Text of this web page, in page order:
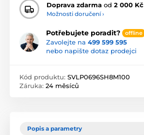
Doprava zdarma od 2 000 Kč
Možnosti doručení ›
Potřebujete poradit? offline
Zavolejte na 499 599 595
nebo napište dotaz prodejci
Kód produktu: SVLP0696SH8M100
Záruka: 24 měsíců
Popis a parametry